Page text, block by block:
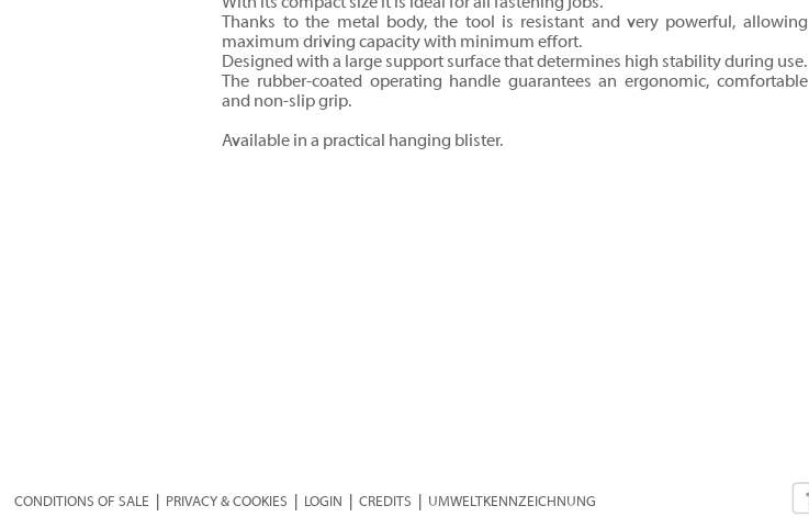
Thanks to the metal body, the tool is resistant and very powerful, allowing
maximum driving capacity with minimum effort.
Designed with a large support surface that determines high stability during use.
The rubber-coated operating handle guarantees an ergonomic, comfortable
and non-slip grip.
Available in a practical hanging blister.
CONDITIONS OF SALE PRIVACY & COOKIES LOGIN |CREDITS UMWELTKENNZEICHNUNG